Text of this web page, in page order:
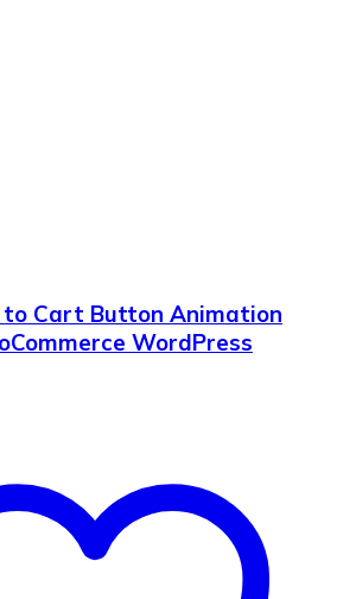
to Cart Button Animation
WordPress